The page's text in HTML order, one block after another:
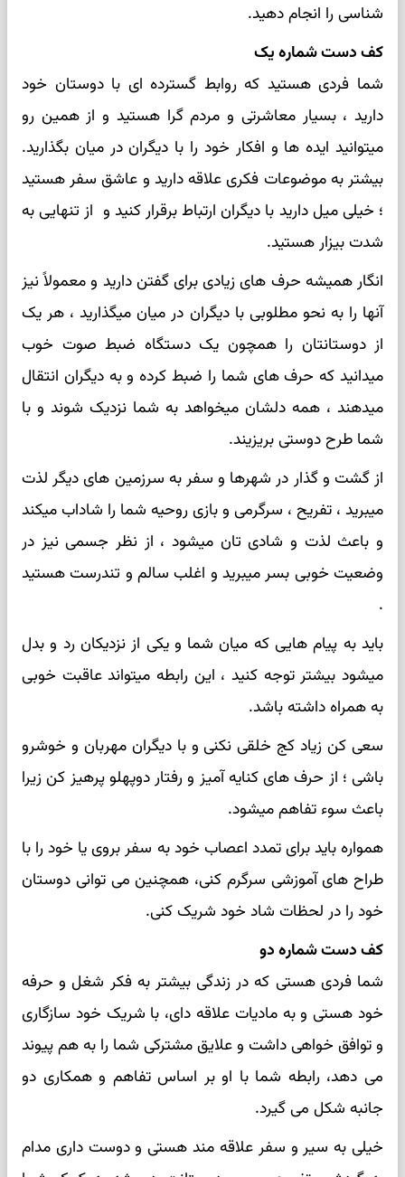
شناسی را انجام دهید.
کف دست شماره یک
شما فردی هستید که روابط گسترده ای با دوستان خود
دارید ، بسیار معاشرتی و مردم گرا هستید و از همین رو
میتوانید ایده ها و افکار خود را با دیگران در میان بگذارید.
بیشتر به موضوعات فکری علاقه دارید و عاشق سفر هستید
؛ خیلی میل دارید با دیگران ارتباط برقرار کنید و از تنهایی به
شدت بیزار هستید.
انگار همیشه حرف های زیادی برای گفتن دارید و معمولاً نیز
آنها را به نحو مطلوبی با دیگران در میان میگذارید ، هر یک
از دوستانتان را همچون یک دستگاه ضبط صوت خوب
میدانید که حرف های شما را ضبط کرده و به دیگران انتقال
میدهند ، همه دلشان میخواهد به شما نزدیک شوند و با
شما طرح دوستی بریزیند.
از گشت و گذار در شهرها و سفر به سرزمین های دیگر لذت
میبرید ، تفریح ، سرگرمی و بازی روحیه شما را شاداب میکند
و باعث لذت و شادی تان میشود ، از نظر جسمی نیز در
وضعیت خوبی بسر میبرید و اغلب سالم و تندرست هستید
.
باید به پیام هایی که میان شما و یکی از نزدیکان رد و بدل
میشود بیشتر توجه کنید ، این رابطه میتواند عاقبت خوبی
به همراه داشته باشد.
سعی کن زیاد کج خلقی نکنی و با دیگران مهربان و خوشرو
باشی ؛ از حرف های کنایه آمیز و رفتار دوپهلو پرهیز کن زیرا
باعث سوء تفاهم میشود.
همواره باید برای تمدد اعصاب خود به سفر بروی یا خود را با
طراح های آموزشی سرگرم کنی، همچنین می توانی دوستان
خود را در لحظات شاد خود شریک کنی.
کف دست شماره دو
شما فردی هستی که در زندگی بیشتر به فکر شغل و حرفه
خود هستی و به مادیات علاقه دای، با شریک خود سازگاری
و توافق خواهی داشت و علایق مشترکی شما را به هم پیوند
می دهد، رابطه شما با او بر اساس تفاهم و همکاری دو
جانبه شکل می گیرد.
خیلی به سیر و سفر علاقه مند هستی و دوست داری مدام